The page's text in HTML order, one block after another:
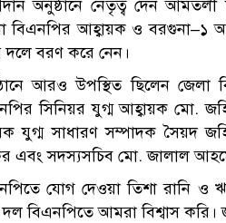
অনুষ্ঠানে নেতৃত্ব দেন
বিএনপির আহ্বায়ক ও বরগুনা–১
দলে বরণ করে নেন।
আরও উপস্থিত ছিলেন
সিনিয়র যুগ্ম আহ্বায়ক মো.
যুগ্ম সাধারণ সম্পাদক সৈয়দ
এবং সদস্যসচিব মো. জালাল
যোগ দেওয়া তিশা রানি ও
বিএনপিতে আমরা বিশ্বাস করি।